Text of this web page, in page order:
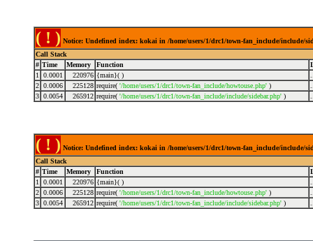
( ! ) Notice: Undefined index: kokai in /home/users/1/drc1/town-fan_include/include/
Call Stack
# Time Memory Function
1
0.0001 220976 {main}( )
2 0.0006 225128 require( '/home/users/1/drc1/town-fan_include/howtouse.php' )
3 0.0054 265912 require( '/home/users/1/drc1/town-fan_include/include/sidebar.php' )
( ! ) Notice: Undefined index: kokai in /home/users/1/drc1/town-fan_include/include/
Call Stack
# Time Memory Function
1
0.0001 220976 {main}( )
2 0.0006 225128 require( '/home/users/1/drc1/town-fan_include/howtouse.php' )
3 0.0054 265912 require( '/home/users/1/drc1/town-fan_include/include/sidebar.php' )